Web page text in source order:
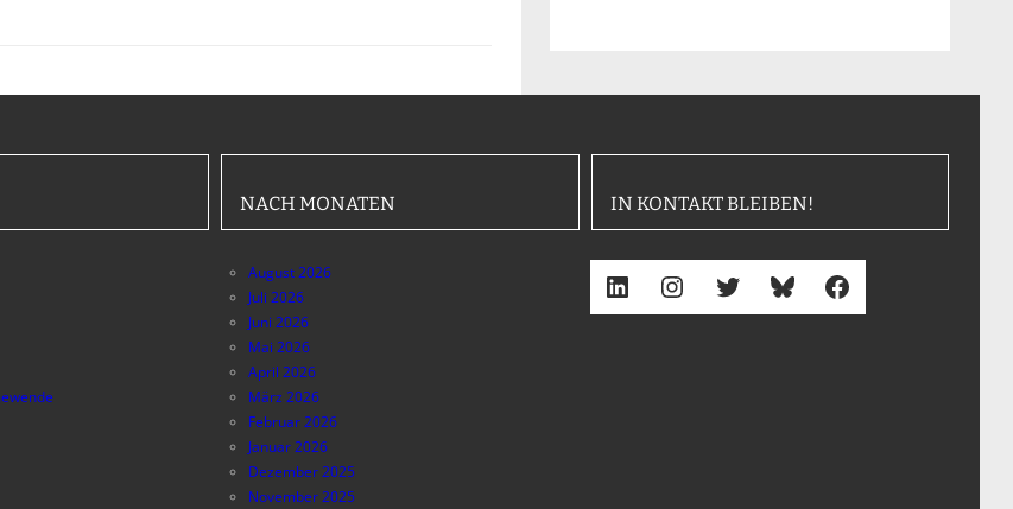
NACH MONATEN
August 2026
Juli 2026
Juni 2026
Mai 2026
April 2026
März 2026
Februar 2026
Januar 2026
Dezember 2025
November 2025
IN KONTAKT BLEIBEN!
LinkedIn Instagram Twitter Bluesky Facebook